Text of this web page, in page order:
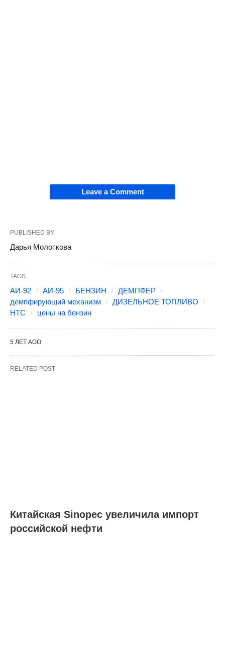
Leave a Comment
PUBLISHED BY
Дарья Молоткова
TAGS:
АИ-92 АИ-95 БЕНЗИН
ДЕМПФЕР
демпфирующий механизм
ДИЗЕЛЬНОЕ ТОПЛИВО
НТС
цены на бензин
5 ЛЕТ AGO
RELATED POST
Китайская Sinopec увеличила импорт
российской нефти